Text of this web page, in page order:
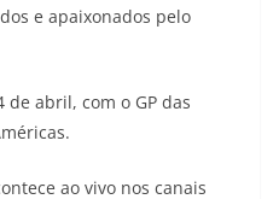
e apaixonados pelo
de abril, com o GP das
ao vivo nos canais